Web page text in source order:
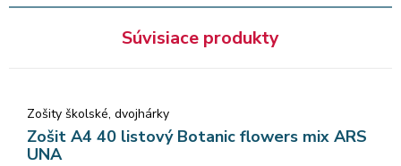
Súvisiace produkty
Zošity školské, dvojhárky
Zošit A4 40 listový Botanic flowers mix ARS
UNA